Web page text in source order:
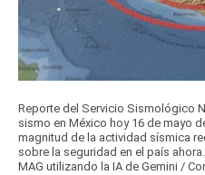
Reporte del Servicio Sismológico
sismo en México hoy 16 de mayo
magnitud de la actividad sísmica
sobre la seguridad en el país
MAG utilizando la IA de Gemini /